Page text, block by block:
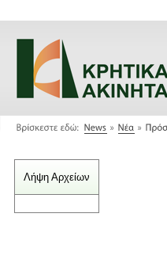
Λήψη Αρχείων